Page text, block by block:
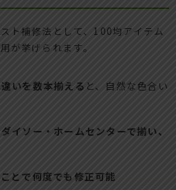
ト補修法として、100均アイテム
が挙げられます。
いを数本揃える と、自然な色合い
イソー・ホームセンターで揃い、
とで何度でも修正可能